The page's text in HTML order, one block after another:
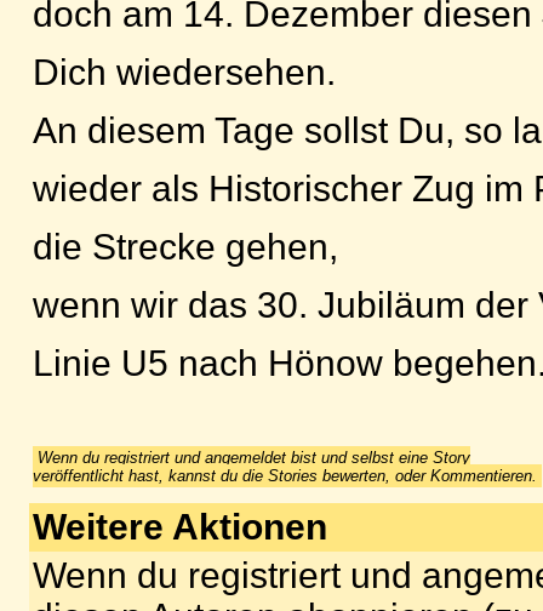
doch am 14. Dezember
Dich wiedersehen.
An diesem Tage sollst Du, so
wieder als Historischer Zug im
die Strecke gehen,
wenn wir das 30. Jubiläum der
Linie U5 nach Hönow
Wenn du registriert und angemeldet bist und selbst eine Story
veröffentlicht hast, kannst du die Stories bewerten, oder Kommentieren.
Weitere Aktionen
Wenn du registriert und